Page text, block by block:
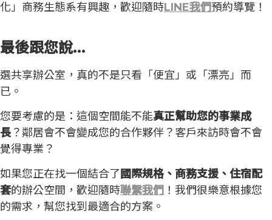
化」商務生態系有興趣，歡迎隨時LINE我們預約導覽！
最後跟您說...
選共享辦公室，真的不是只看「便宜」或「漂亮」而
已。
您要考慮的是：這個空間能不能真正幫助您的事業成
長？鄰居會不會變成您的合作夥伴？客戶來訪時會不會
覺得專業？
如果您正在找一個結合了 國際規格、商務支援、住宿配
套的辦公空間，歡迎隨時聯繫我們 ！我們很樂意根據您
的需求，幫您找到最適合的方案。